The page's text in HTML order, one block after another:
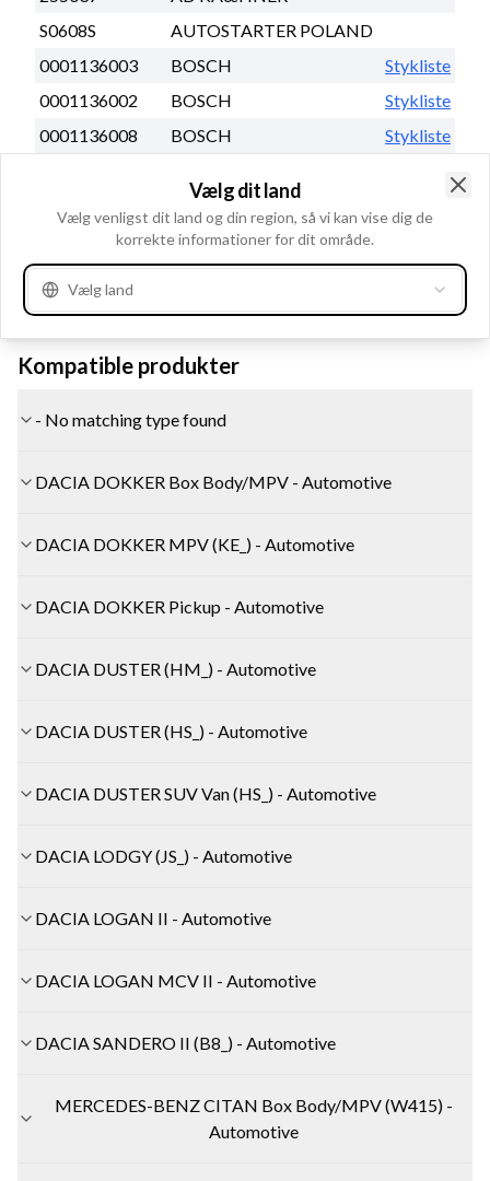
S0608S
AUTOSTARTER POLAND
0001136003
BOSCH
Stykliste
0001136002
BOSCH
Stykliste
0001136008
BOSCH
Stykliste
BOSCH
1986S00951
BOSCH
Se mere
Kompatible produkter
- No matching type found
DACIA DOKKER Box Body/MPV - Automotive
DACIA DOKKER MPV (KE_) - Automotive
DACIA DOKKER Pickup - Automotive
DACIA DUSTER (HM_) - Automotive
DACIA DUSTER (HS_) - Automotive
DACIA DUSTER SUV Van (HS_) - Automotive
DACIA LODGY (JS_) - Automotive
DACIA LOGAN II - Automotive
DACIA LOGAN MCV II - Automotive
DACIA SANDERO II (B8_) - Automotive
MERCEDES-BENZ CITAN Box Body/MPV (W415) -
Automotive
Vælg dit land
Vælg venligst dit land og din region, så vi kan vise dig de
korrekte informationer for dit område.
Vælg land